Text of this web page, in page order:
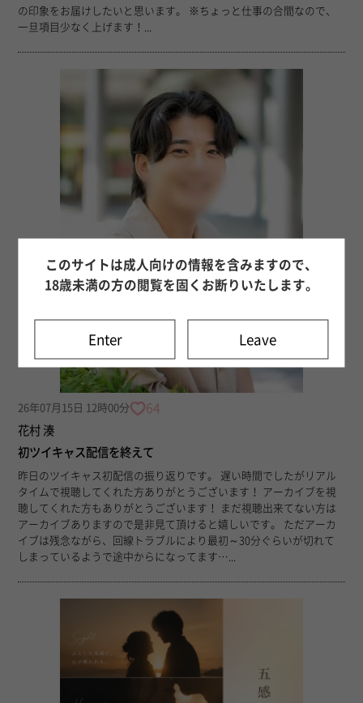
の印象をお届けしたいと思います。 ※ちょっと仕事の合間なので、
一旦項目少なく上げます！...
26年07月15日 12時00分 64
花村 湊
初ツイキャス配信を終えて
昨日のツイキャス初配信の振り返りです。 遅い時間でしたがリアル
タイムで視聴してくれた方ありがとうございます！ アーカイブを視
聴してくれた方もありがとうございます！ まだ視聴出来てない方は
アーカイブありますので是非見て頂けると嬉しいです。 ただアーカ
イブは残念ながら、回線トラブルにより最初～30分ぐらいが切れて
しまっているようで途中からになってます…...
このサイトは成人向けの情報を含みますので、
18歳未満の方の閲覧を固くお断りいたします。
Enter Leave